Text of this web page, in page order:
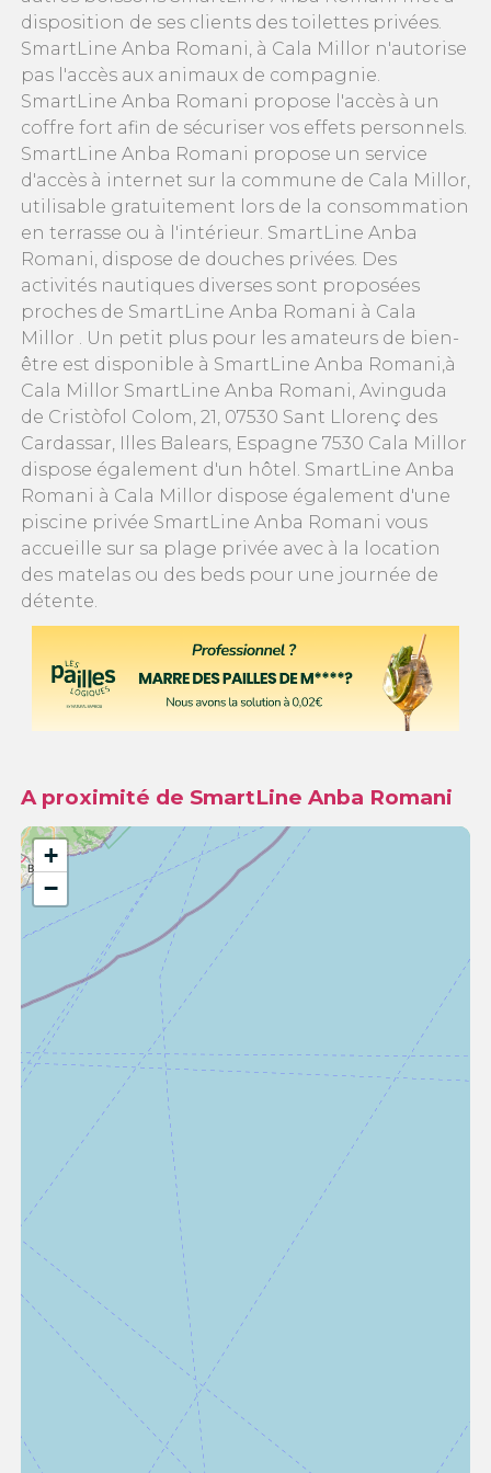
disposition de ses clients des toilettes privées.
SmartLine Anba Romani, à Cala Millor n'autorise
pas l'accès aux animaux de compagnie.
SmartLine Anba Romani propose l'accès à un
coffre fort afin de sécuriser vos effets personnels.
SmartLine Anba Romani propose un service
d'accès à internet sur la commune de Cala Millor,
utilisable gratuitement lors de la consommation
en terrasse ou à l'intérieur. SmartLine Anba
Romani, dispose de douches privées. Des
activités nautiques diverses sont proposées
proches de SmartLine Anba Romani à Cala
Millor . Un petit plus pour les amateurs de bien-
être est disponible à SmartLine Anba Romani,à
Cala Millor SmartLine Anba Romani, Avinguda
de Cristòfol Colom, 21, 07530 Sant Llorenç des
Cardassar, Illes Balears, Espagne 7530 Cala Millor
dispose également d'un hôtel. SmartLine Anba
Romani à Cala Millor dispose également d'une
piscine privée SmartLine Anba Romani vous
accueille sur sa plage privée avec à la location
des matelas ou des beds pour une journée de
détente.
A proximité de SmartLine Anba Romani
+
−